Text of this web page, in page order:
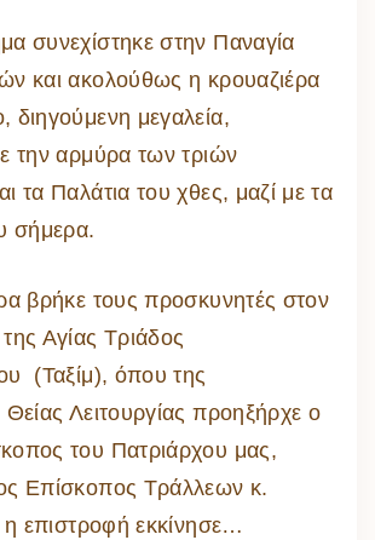
συνεχίστηκε στην Παναγία
και ακολούθως η κρουαζιέρα
μεγαλεία,
την αρμύρα των τριών
τα Παλάτια του χθες, μαζί με τα
σήμερα.
βρήκε τους προσκυνητές στον
Αγίας Τριάδος
(Ταξίμ), όπου της
Θείας Λειτουργίας προηξήρχε ο
του Πατριάρχου μας,
Επίσκοπος Τράλλεων κ.
η επιστροφή εκκίνησε…